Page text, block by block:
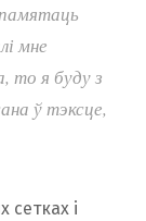
мне
то я буду з
ў тэксце,
і